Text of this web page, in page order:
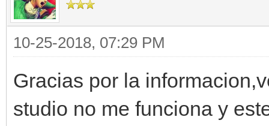
10-25-2018, 07:29 PM
Gracias por la
studio no me funciona y